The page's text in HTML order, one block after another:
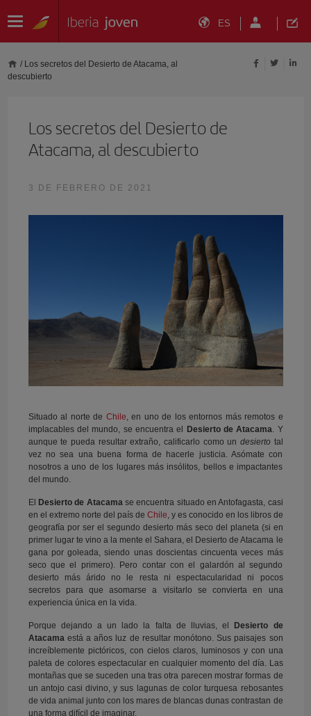
ES
/ Los secretos del Desierto de Atacama, al
descubierto
Los secretos del Desierto de
Atacama, al descubierto
3 DE FEBRERO DE 2021
Situado al norte de Chile , en uno de los entornos más remotos e
implacables del mundo, se encuentra el Desierto de Atacama . Y
aunque te pueda resultar extraño, calificarlo como un desiertotal
vez no sea una buena forma de hacerle justicia. Asómate con
nosotros a uno de los lugares más insólitos, bellos e impactantes
del mundo.
El Desierto de Atacama se encuentra situado en Antofagasta, casi
en el extremo norte del país de Chile , y es conocido en los libros de
geografía por ser el segundo desierto más seco del planeta (si en
primer lugar te vino a la mente el Sahara, el Desierto de Atacama le
gana por goleada, siendo unas doscientas cincuenta veces más
seco que el primero). Pero contar con el galardón al segundo
desierto más árido no le resta ni espectacularidad ni pocos
secretos para que asomarse a visitarlo se convierta en una
experiencia única en la vida.
Porque dejando a un lado la falta de lluvias, el Desierto de
Atacama está a años luz de resultar monótono. Sus paisajes son
increíblemente pictóricos, con cielos claros, luminosos y con una
paleta de colores espectacular en cualquier momento del día. Las
montañas que se suceden una tras otra parecen mostrar formas de
un antojo casi divino, y sus lagunas de color turquesa rebosantes
de vida animal junto con los mares de blancas dunas contrastan de
una forma difícil de imaginar.